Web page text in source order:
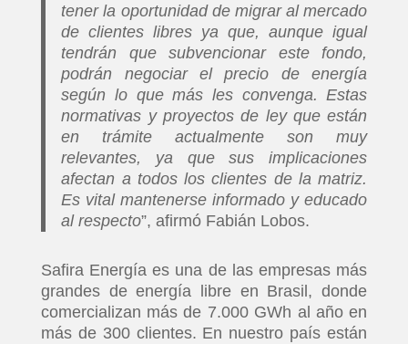
tener la oportunidad de migrar al mercado
de clientes libres ya que, aunque igual
tendrán que subvencionar este fondo,
podrán negociar el precio de energía
según lo que más les convenga. Estas
normativas y proyectos de ley que están
en trámite actualmente son muy
relevantes, ya que sus implicaciones
afectan a todos los clientes de la matriz.
Es vital mantenerse informado y educado
al respecto”, afirmó Fabián Lobos.
Safira Energía es una de las empresas más
grandes de energía libre en Brasil, donde
comercializan más de 7.000 GWh al año en
más de 300 clientes. En nuestro país están